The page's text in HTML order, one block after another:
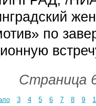
по
Страница
3 4 5 6 7 8 9